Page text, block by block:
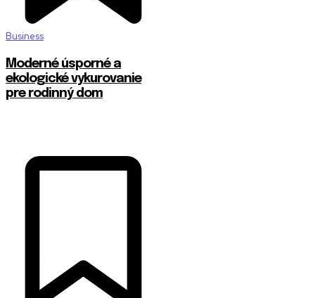
Business
Moderné úsporné a
ekologické vykurovanie
pre rodinný dom